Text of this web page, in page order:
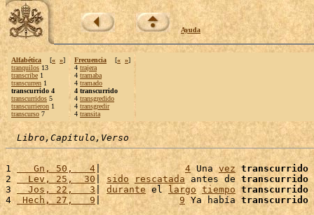
Ayuda
Alfabética [« »]
tranquilos 13
transcribe 1
transcurren 1
transcurrido 4
transcurridos 5
transcurrieron 1
transcurso 7
Frecuencia [« »]
4 trajera
4 tramaba
4 tramado
4 transcurrido
4 transgredido
4 transgredir
4 transita
Libro,Capítulo,Verso
1
   Gn, 50,   4
| 4 Una vez transcurrido
2
  Lev, 25,  30
| sido rescatada antes de transcurrido
3
  Jos, 22,   3
| durante el largo tiempo transcurrido
4 Hech, 27,   9 | 9 Ya había transcurrido